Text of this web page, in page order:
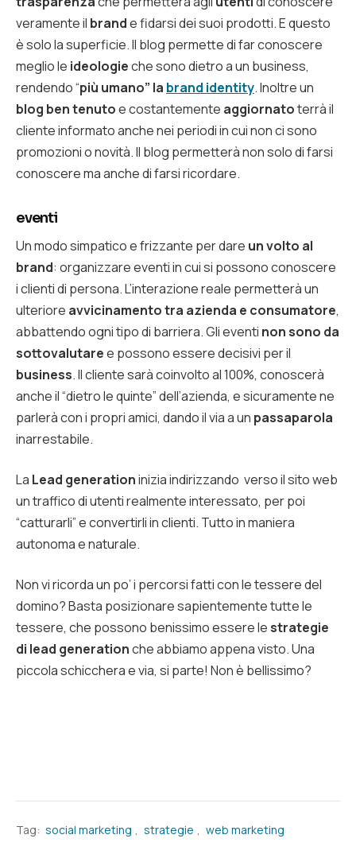
veramente il brande fidarsi dei suoi prodotti. E questo
è solo la superficie. Il blog permette di far conoscere
meglio le ideologieche sono dietro a un business,
rendendo “più umano” la brand identity. Inoltre un
blog ben tenutoe costantemente aggiornatoterrà il
cliente informato anche nei periodi in cui non ci sono
promozioni o novità. Il blog permetterà non solo di farsi
conoscere ma anche di farsi ricordare.
eventi
Un modo simpatico e frizzante per dare un volto al
brand: organizzare eventi in cui si possono conoscere
i clienti di persona. L’interazione reale permetterà un
ulteriore avvicinamento tra azienda e consumatore,
abbattendo ogni tipo di barriera. Gli eventi non sono da
sottovalutaree possono essere decisivi per il
business. Il cliente sarà coinvolto al 100%, conoscerà
anche il “dietro le quinte” dell’azienda, e sicuramente ne
parlerà con i propri amici, dando il via a un passaparola
inarrestabile.
La Lead generationinizia indirizzando verso il sito web
un traffico di utenti realmente interessato, per poi
“catturarli” e convertirli in clienti. Tutto in maniera
autonoma e naturale.
Non vi ricorda un po’ i percorsi fatti con le tessere del
domino? Basta posizionare sapientemente tutte le
tessere, che possono benissimo essere lestrategie
di lead generationche abbiamo appena visto. Una
piccola schicchera e via, si parte! Non è bellissimo?
Tag: social marketing , strategie , web marketing